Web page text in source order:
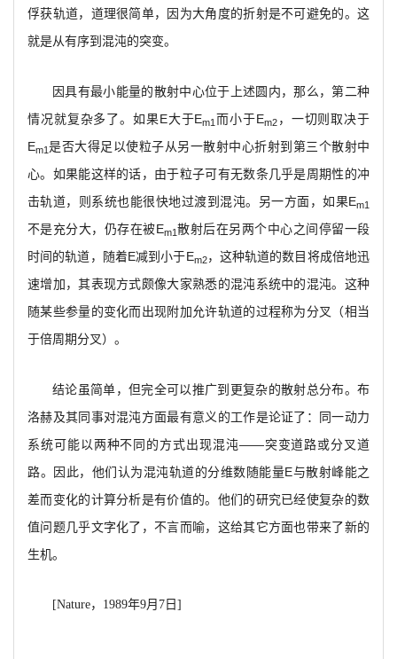
俘获轨道，道理很简单，因为大角度的折射是不可避免的。这
就是从有序到混沌的突变。
因具有最小能量的散射中心位于上述圆内，那么，第二种
情况就复杂多了。如果E大于Em1 而小于Em2，一切则取决于
Em1是否大得足以使粒子从另一散射中心折射到第三个散射中
心。如果能这样的话，由于粒子可有无数条几乎是周期性的冲
击轨道，则系统也能很快地过渡到混沌。另一方面，如果Em1
不是充分大，仍存在被Em1散射后在另两个中心之间停留一段
时间的轨道，随着E减到小于Em2，这种轨道的数目将成倍地迅
速增加，其表现方式颇像大家熟悉的混沌系统中的混沌。这种
随某些参量的变化而出现附加允许轨道的过程称为分叉（相当
于倍周期分叉）。
结论虽简单，但完全可以推广到更复杂的散射总分布。布
洛赫及其同事对混沌方面最有意义的工作是论证了：同一动力
系统可能以两种不同的方式出现混沌——突变道路或分叉道
路。因此，他们认为混沌轨道的分维数随能量E与散射峰能之
差而变化的计算分析是有价值的。他们的研究已经使复杂的数
值问题几乎文字化了，不言而喻，这给其它方面也带来了新的
生机。
[Nature，1989年9月7日]